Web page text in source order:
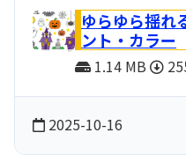
ゆらゆら揺れ
ント・カラー
1.14 MB
2025-10-16